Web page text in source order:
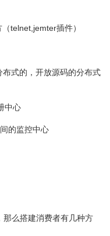
telnet,jemter插件）
式的，开放源码的分布式
中心
的监控中心
么搭建消费者有几种方